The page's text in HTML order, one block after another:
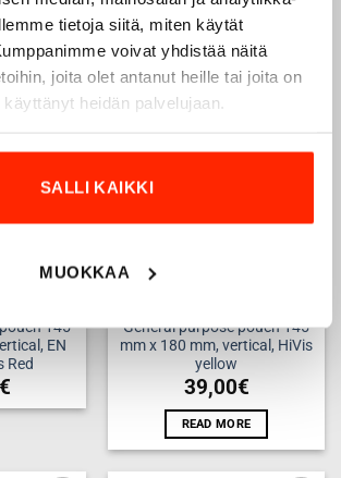
tietoja siitä, miten käytät
voivat yhdistää näitä
joita olet antanut heille tai joita on
heidän palvelujaan.
SALLI KAIKKI
MUOKKAA
€ orange
39,00€
145
EN
Red
€
General purpose pouch 145
mm x 180 mm, vertical, HiVis
yellow
39,00€
READ MORE